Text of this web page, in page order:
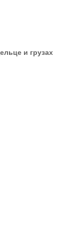
и грузах